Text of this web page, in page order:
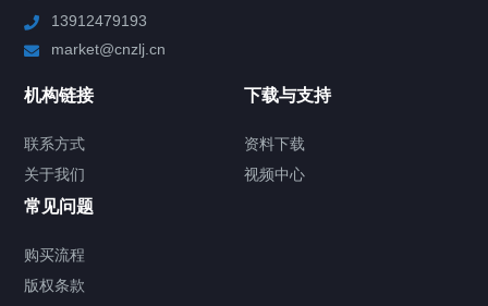
Chiller高精度制冷循环器
TCU温度控制单元
Chiller气体控温系统
13912479193
market@cnzlj.cn
机构链接
联系方式
关于我们
下载与支持
资料下载
视频中心
常见问题
购买流程
版权条款